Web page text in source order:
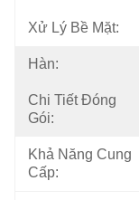
Xử Lý Bề Mặt:
Hàn:
Chi Tiết Đóng
Gói:
Khả Năng Cung
Cấp: